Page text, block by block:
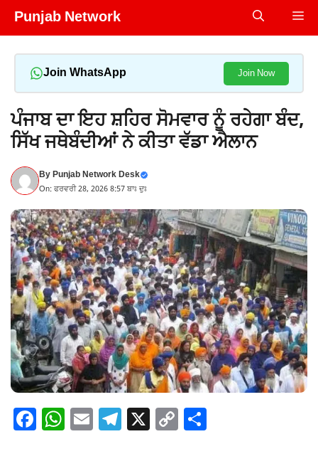
Skip
Punjab Network
Join WhatsApp Join Now
ਪੰਜਾਬ ਦਾ ਇਹ ਸ਼ਹਿਰ ਸੋਮਵਾਰ ਨੂੰ ਰਹੇਗਾ ਬੰਦ,
ਸਿੱਖ ਜਥੇਬੰਦੀਆਂ ਨੇ ਕੀਤਾ ਵੱਡਾ ਐਲਾਨ
ByPunjab Network Desk
On: ਫਰਵਰੀ 28, 2026 8:57 ਬਾਃ ਦੁਃ
F W E T X C